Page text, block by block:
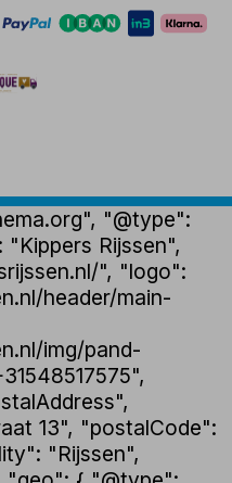
"@type":
Rijssen",
", "logo":
header/main-
img/pand-
13", "postalCode":
"Rijssen",